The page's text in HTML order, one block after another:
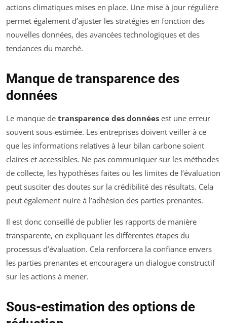
actions climatiques mises en place. Une mise à jour régulière
permet également d’ajuster les stratégies en fonction des
nouvelles données, des avancées technologiques et des
tendances du marché.
Manque de transparence des
données
Le manque de transparence des données est une erreur
souvent sous-estimée. Les entreprises doivent veiller à ce
que les informations relatives à leur bilan carbone soient
claires et accessibles. Ne pas communiquer sur les méthodes
de collecte, les hypothèses faites ou les limites de l’évaluation
peut susciter des doutes sur la crédibilité des résultats. Cela
peut également nuire à l’adhésion des parties prenantes.
Il est donc conseillé de publier les rapports de manière
transparente, en expliquant les différentes étapes du
processus d’évaluation. Cela renforcera la confiance envers
les parties prenantes et encouragera un dialogue constructif
sur les actions à mener.
Sous-estimation des options de